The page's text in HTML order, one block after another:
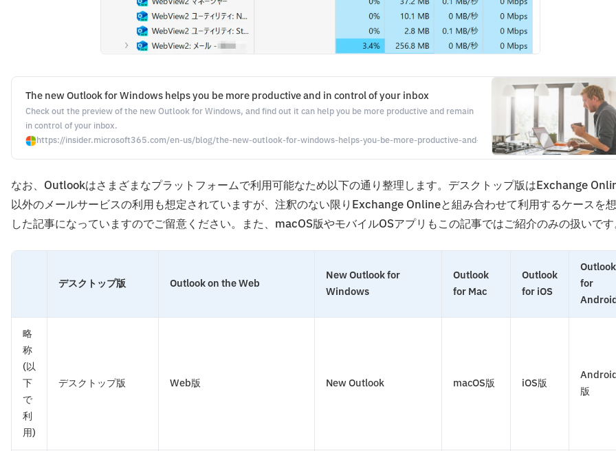
The new Outlook for Windows helps you be more productive and in control of your inbox
Check out the preview of the new Outlook for Windows, and find out it can help you be more productive and remain
in control of your inbox.
https://insider.microsoft365.com/en-us/blog/the-new-outlook-for-windows-helps-you-be-more-productive-and-in-control-of-your-inbox
なお、Outlookはさまざまなプラットフォームで利用可能なため以下の通り整理します。デスクトップ版はExchange
以外のメールサービスの利用も想定されていますが、注釈のない限りExchange Onlineと組み合わせて利用するケースを
した記事になっていますのでご留意ください。また、macOS版やモバイルOSアプリもこの記事ではご紹介のみの扱いで
デスクトップ版 Outlook on the Web
New Outlook for
Windows
Outlook
for Mac
Outlook
for iOS
Outlook
for
略
称
(以
下
で
利
用)
デスクトップ版 Web版 New Outlook macOS版 iOS版
版